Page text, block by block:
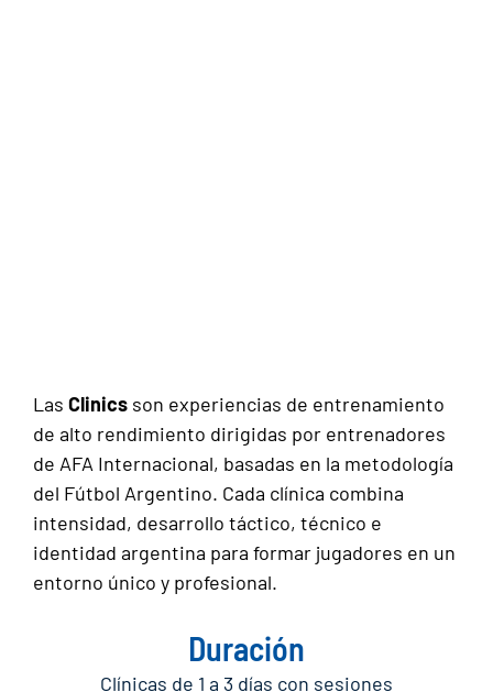
Las Clinics son experiencias de entrenamiento
de alto rendimiento dirigidas por entrenadores
de AFA Internacional, basadas en la metodología
del Fútbol Argentino. Cada clínica combina
intensidad, desarrollo táctico, técnico e
identidad argentina para formar jugadores en un
entorno único y profesional.
Duración
Clínicas de 1 a 3 días con sesiones